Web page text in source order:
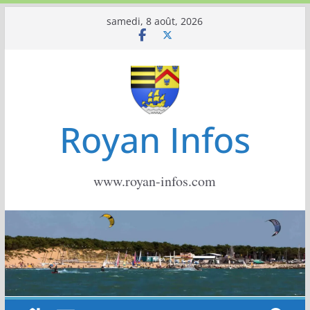
samedi, 8 août, 2026
Royan Infos
www.royan-infos.com